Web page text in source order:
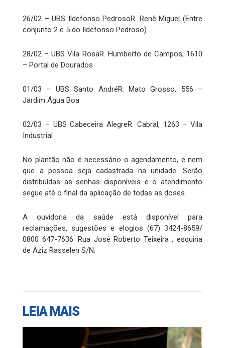
26/02 – UBS Ildefonso PedrosoR. Renê Miguel (Entre
conjunto 2 e 5 do Ildefonso Pedroso)
28/02 – UBS Vila RosaR. Humberto de Campos, 1610
– Portal de Dourados
01/03 – UBS Santo AndréR. Mato Grosso, 556 –
Jardim Água Boa
02/03 – UBS Cabeceira AlegreR. Cabral, 1263 – Vila
Industrial
No plantão não é necessário o agendamento, e nem
que a pessoa seja cadastrada na unidade. Serão
distribuídas as senhas disponíveis e o atendimento
segue até o final da aplicação de todas as doses.
A ouvidoria da saúde está disponível para
reclamações, sugestões e elogios (67) 3424-8659/
0800 647-7636. Rua José Roberto Teixeira , esquina
de Aziz Rasselen S/N.
LEIA MAIS